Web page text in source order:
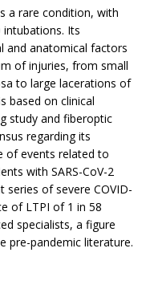
a rare condition, with
Its
and anatomical factors
of injuries, from small
to large lacerations of
based on clinical
study and fiberoptic
regarding its
of events related to
with SARS-CoV-2
series of severe COVID-
of LTPI of 1 in 58
specialists, a figure
pre-pandemic literature.